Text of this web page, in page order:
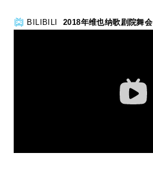
BILIBILI 2018年维也纳歌剧院舞会